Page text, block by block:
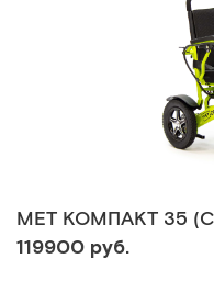
MET КОМПАКТ 35
119900 руб.